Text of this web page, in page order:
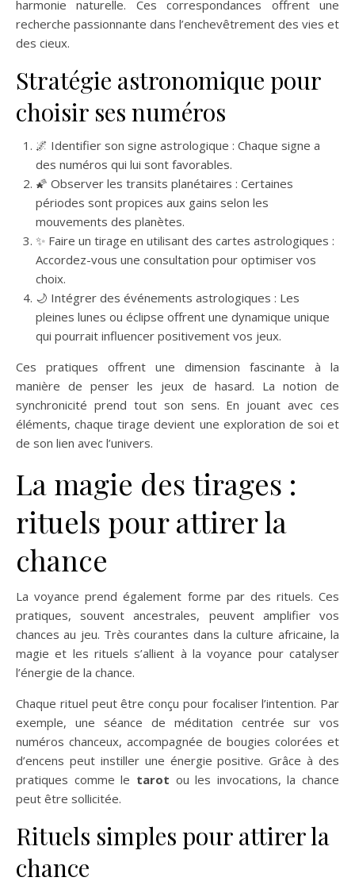
harmonie naturelle. Ces correspondances offrent une
recherche passionnante dans l’enchevêtrement des vies et
des cieux.
Stratégie astronomique pour
choisir ses numéros
🌌 Identifier son signe astrologique : Chaque signe a
des numéros qui lui sont favorables.
🌠 Observer les transits planétaires : Certaines
périodes sont propices aux gains selon les
mouvements des planètes.
✨ Faire un tirage en utilisant des cartes astrologiques :
Accordez-vous une consultation pour optimiser vos
choix.
🌙 Intégrer des événements astrologiques : Les
pleines lunes ou éclipse offrent une dynamique unique
qui pourrait influencer positivement vos jeux.
Ces pratiques offrent une dimension fascinante à la
manière de penser les jeux de hasard. La notion de
synchronicité prend tout son sens. En jouant avec ces
éléments, chaque tirage devient une exploration de soi et
de son lien avec l’univers.
La magie des tirages :
rituels pour attirer la
chance
La voyance prend également forme par des rituels. Ces
pratiques, souvent ancestrales, peuvent amplifier vos
chances au jeu. Très courantes dans la culture africaine, la
magie et les rituels s’allient à la voyance pour catalyser
l’énergie de la chance.
Chaque rituel peut être conçu pour focaliser l’intention. Par
exemple, une séance de méditation centrée sur vos
numéros chanceux, accompagnée de bougies colorées et
d’encens peut instiller une énergie positive. Grâce à des
pratiques comme le tarot ou les invocations, la chance
peut être sollicitée.
Rituels simples pour attirer la
chance